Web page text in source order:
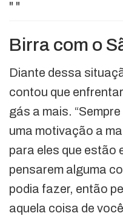
" "
Birra com o
Diante dessa
contou que
gás a mais.
uma motivação a
para eles que estão
pensarem alguma
podia fazer, então
aquela coisa de